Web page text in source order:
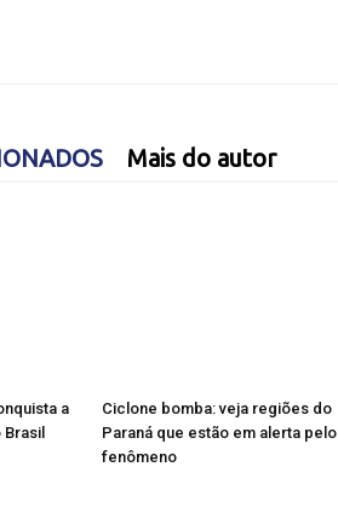
Mais do autor
a
Ciclone bomba: veja regiões do
Paraná que estão em alerta pelo
fenômeno